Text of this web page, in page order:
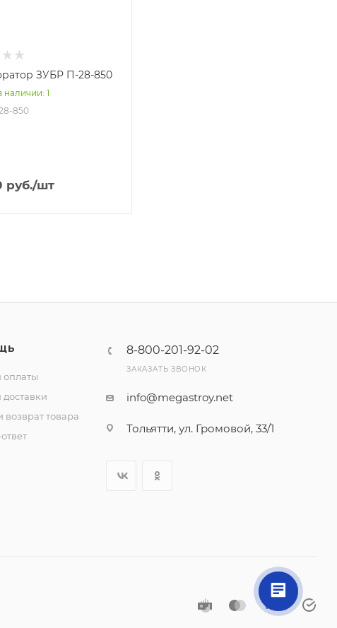
ЗУБР П-28-850
наличии: 1
850
руб./шт
оплаты
доставки
товара
8-800-201-92-02
ЗАКАЗАТЬ ЗВОНОК
info@megastroy.net
Тольятти, ул. Громовой, 33/1